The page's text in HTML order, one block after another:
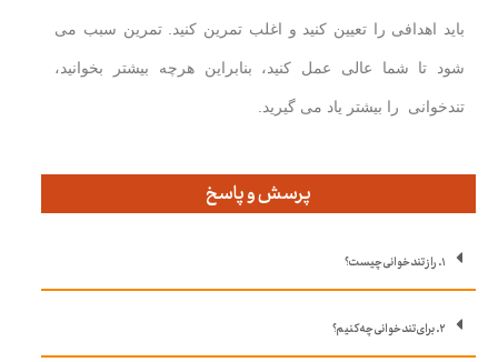
باید اهدافی را تعیین کنید و اغلب تمرین کنید. تمرین سبب می
شود تا شما عالی عمل کنید، بنابراین هرچه بیشتر بخوانید،
تندخوانی را بیشتر یاد می گیرید.
پرسش و پاسخ
۱. راز تندخوانی چیست؟
۲. برای تندخوانی چه کنیم؟